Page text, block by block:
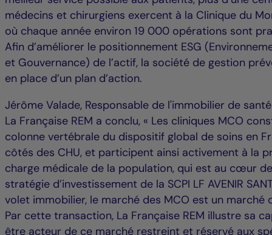
médecins et chirurgiens exercent à la Clinique du
où chaque année environ 19 000 opérations sont
Afin d’améliorer le positionnement ESG
et Gouvernance) de l’actif, la société de gestion
en place d’un plan d’action.
Jérôme Valade, Responsable de l'immobilier de
La Française REM a conclu, « Les cliniques MCO
colonne vertébrale du dispositif global de soins en
côtés des CHU, et participent ainsi activement à la
charge médicale de la population, qui est au cœur
stratégie d’investissement de la SCPI LF AVENIR
volet immobilier, le marché des MCO est un marché
Par cette transaction, La Française REM illustre sa
être acteur de ce marché restreint et réservé aux